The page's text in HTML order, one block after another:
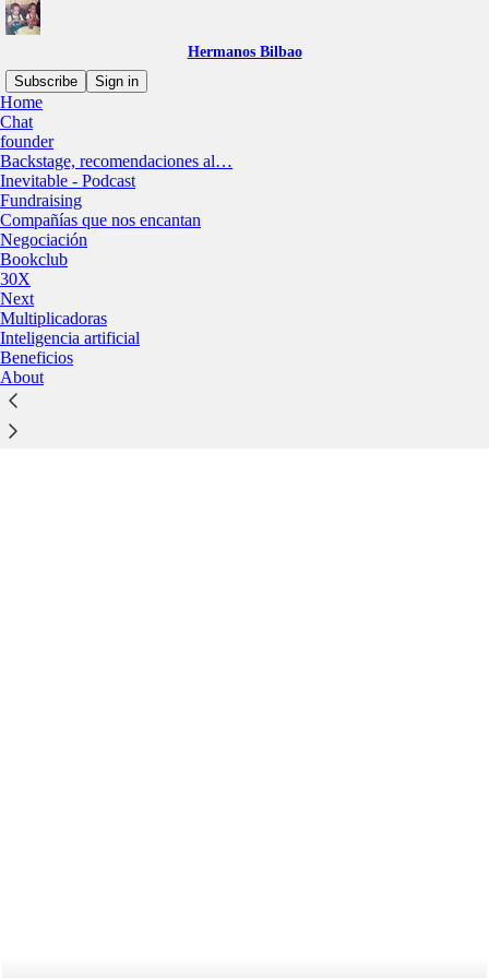
Hermanos Bilbao
Subscribe
Sign in
Home
Chat
founder
Backstage, recomendaciones al…
Inevitable - Podcast
Fundraising
Compañías que nos encantan
Negociación
Bookclub
30X
Next
Multiplicadoras
Inteligencia artificial
Beneficios
About
Click any thread to reply